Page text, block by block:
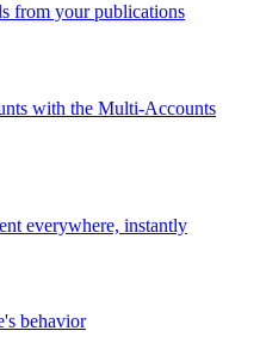
from your publications
with the Multi-Accounts
everywhere, instantly
behavior